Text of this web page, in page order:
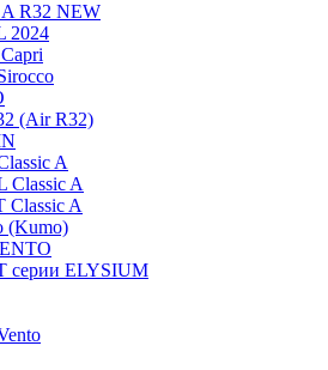
A R32 NEW
2024
(Air R32)
A
Classic A
Classic A
(Kumo)
серии ELYSIUM